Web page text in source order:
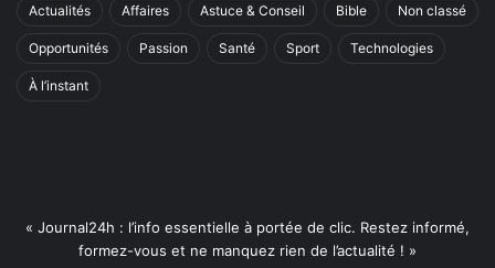
Actualités Affaires Astuce & Conseil Bible Non classé
Opportunités Passion Santé Sport Technologies
À l’instant
« Journal24h : l’info essentielle à portée de clic. Restez informé,
formez-vous et ne manquez rien de l’actualité ! »